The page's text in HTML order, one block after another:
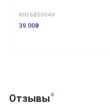
КН1685004У
39.00₴
Отзывы 0